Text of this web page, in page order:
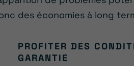
des économies à long
PROFITER DES
GARANTIE